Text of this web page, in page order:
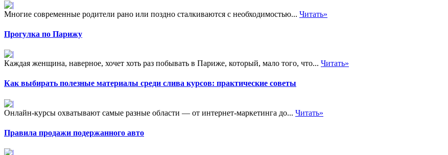
Многие современные родители рано или поздно сталкиваются с необходимостью... Читать»
Прогулка по Парижу
Каждая женщина, наверное, хочет хоть раз побывать в Париже, который, мало того, что... Читать»
Как выбирать полезные материалы среди слива курсов: практические советы
Онлайн-курсы охватывают самые разные области — от интернет-маркетинга до... Читать»
Правила продажи подержанного авто